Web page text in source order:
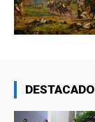
DESTACADO